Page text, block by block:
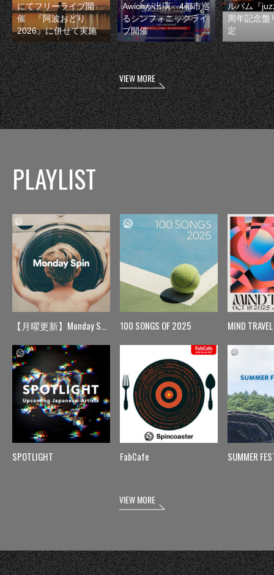
にてフリーライブ開
催 『阿波おどり
2026』に併せて実施
Awichが出演 4都市巡
るシンフォニックライ
ブ開催
ルバム『
周年記念盤
定
VIEW MORE
PLAYLIST
【月曜更新】Monday Spin
SPOTLIGHT
100 SONGS OF 2025
FabCafe
MIND TRAVEL
SUMMER
VIEW MORE